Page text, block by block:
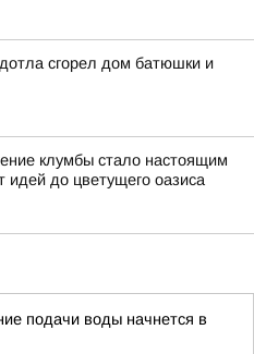
сгорел дом батюшки и
клумбы стало настоящим
идей до цветущего оазиса
подачи воды начнется в